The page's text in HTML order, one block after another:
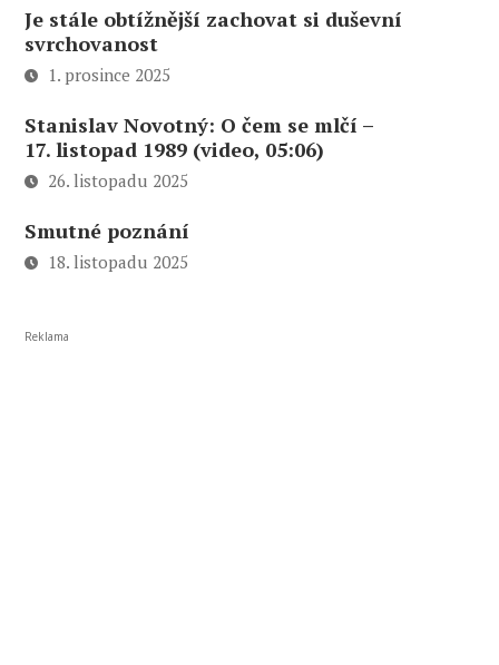
Je stále obtížnější zachovat si duševní
svrchovanost
1. prosince 2025
Stanislav Novotný: O čem se mlčí –
17. listopad 1989 (video, 05:06)
26. listopadu 2025
Smutné poznání
18. listopadu 2025
Reklama